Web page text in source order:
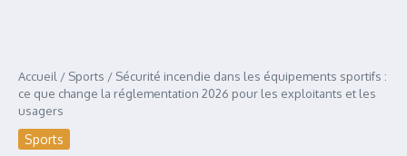
Accueil / Sports / Sécurité incendie dans les équipements sportifs :
ce que change la réglementation 2026 pour les exploitants et les
usagers
Sports